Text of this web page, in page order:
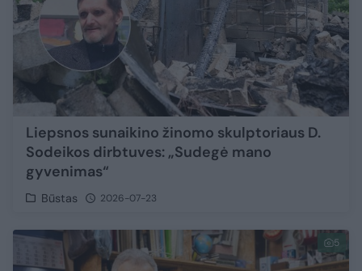
Liepsnos sunaikino žinomo skulptoriaus D.
Sodeikos dirbtuves: „Sudegė mano
gyvenimas“
Būstas 2026-07-23
5